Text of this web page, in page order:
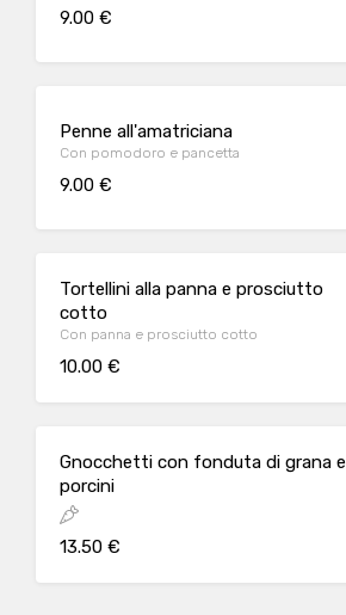
9.00 €
Penne all'amatriciana
Con pomodoro e pancetta
9.00 €
Tortellini alla panna e prosciutto
cotto
Con panna e prosciutto cotto
10.00 €
Gnocchetti con fonduta di grana e
porcini
13.50 €